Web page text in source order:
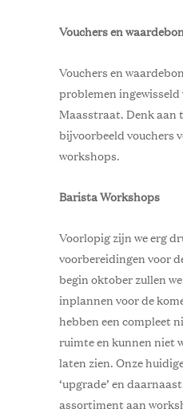
Vouchers en
Vouchers en
problemen
Maasstraat. Denk aan
bijvoorbeeld vouchers
workshops.
Barista Workshops
Voorlopig zijn we erg
voorbereidingen voor
begin oktober zullen
inplannen voor de
hebben een compleet
ruimte en kunnen niet
laten zien. Onze
‘upgrade’ en
assortiment aan